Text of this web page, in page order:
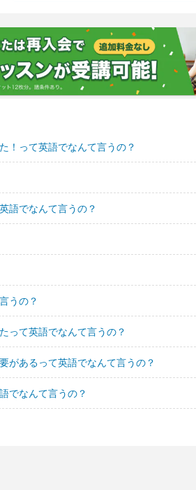
！って英語でなんて言うの？
語でなんて言うの？
うの？
って英語でなんて言うの？
があるって英語でなんて言うの？
でなんて言うの？